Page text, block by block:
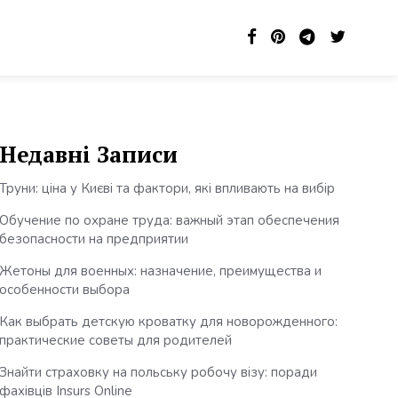
Недавні Записи
Труни: ціна у Києві та фактори, які впливають на вибір
Обучение по охране труда: важный этап обеспечения
безопасности на предприятии
Жетоны для военных: назначение, преимущества и
особенности выбора
Как выбрать детскую кроватку для новорожденного:
практические советы для родителей
Знайти страховку на польську робочу візу: поради
фахівців Insurs Online